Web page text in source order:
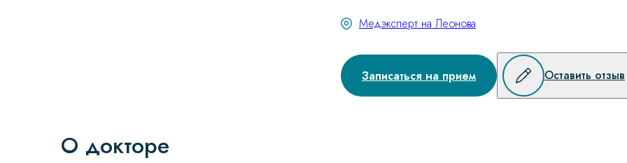
Медэксперт на Леонова
Записаться на прием Оставить отзыв
О докторе